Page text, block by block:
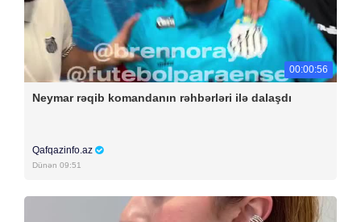
00:00:56
Neymar rəqib komandanın rəhbərləri ilə dalaşdı
Qafqazinfo.az
Dünən 09:51